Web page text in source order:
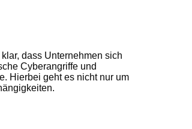
dass Unternehmen sich
Cyberangriffe und
Hierbei geht es nicht nur um